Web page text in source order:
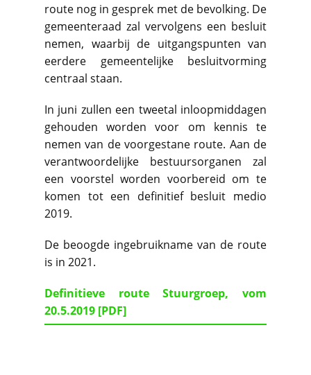
route nog in gesprek met de bevolking. De
gemeenteraad zal vervolgens een besluit
nemen, waarbij de uitgangspunten van
eerdere gemeentelijke besluitvorming
centraal staan.
In juni zullen een tweetal inloopmiddagen
gehouden worden voor om kennis te
nemen van de voorgestane route. Aan de
verantwoordelijke bestuursorganen zal
een voorstel worden voorbereid om te
komen tot een definitief besluit medio
2019.
De beoogde ingebruikname van de route
is in 2021.
Definitieve route Stuurgroep, vom
20.5.2019 [PDF]